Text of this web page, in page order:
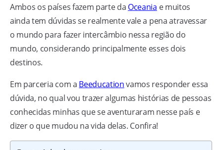
Ambos os países fazem parte da Oceania e muitos
ainda tem dúvidas se realmente vale a pena atravessar
o mundo para fazer intercâmbio nessa região do
mundo, considerando principalmente esses dois
destinos.
Em parceria com a Beeducationvamos responder essa
dúvida, no qual vou trazer algumas histórias de pessoas
conhecidas minhas que se aventuraram nesse país e
dizer o que mudou na vida delas. Confira!